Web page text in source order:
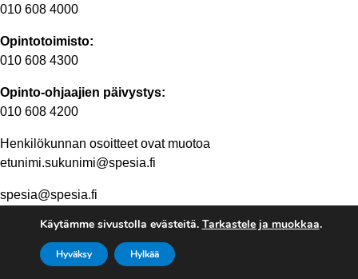
010 608 4000
Opintotoimisto:
010 608 4300
Opinto-ohjaajien päivystys:
010 608 4200
Henkilökunnan osoitteet ovat muotoa
etunimi.sukunimi@spesia.fi
spesia@spesia.fi
Henkilöstön yhteystiedot
© 2026 Ammattiopisto Spesia
Käytämme sivustolla evästeitä. Tarkastele ja muokkaa.
Hyväksy Hylkää